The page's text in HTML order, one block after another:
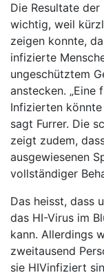
Die Resultate der
wichtig, weil
zeigen konnte,
infizierte
ungeschütztem
anstecken. „Eine
Infizierten könnte
sagt Furrer. Die
zeigt zudem,
ausgewiesenen
vollständiger
Das heisst, dass
das HI-Virus im
kann. Allerdings
zweitausend
sie HIVinfiziert